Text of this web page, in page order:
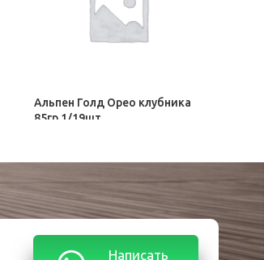
Альпен Голд Орео клубника
85гр 1/19шт
Написать